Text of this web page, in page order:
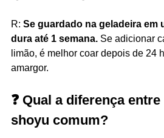
R: Se guardado na geladeira em
dura até 1 semana.Se adicionar
limão, é melhor coar depois de 24
amargor.
❓ Qual a diferença
shoyu comum?